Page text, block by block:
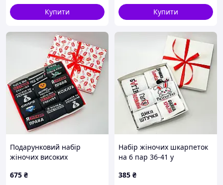
Купити
Купити
Подарунковий набір
жіночих високих
р
675 ₴
Набір жіночих шкарпеток
на 6 пар 36-41 у
385 ₴